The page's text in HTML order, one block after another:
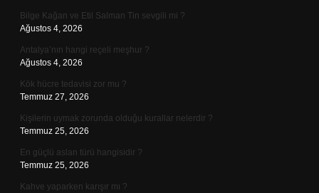
Bilge Kağan ve Etil Salman Tin sevgili mi ?
Ağustos 4, 2026
Antalya’nın hangi reçeli meşhur ?
Ağustos 4, 2026
Kök hücre tedavisi zor mu ?
Temmuz 27, 2026
Kişilerin uymak zorunda olduğu kurallar nelerdir ?
Temmuz 25, 2026
En güçlü aslan türü hangisidir ?
Temmuz 25, 2026
Kahve yaparken karışır mı ?